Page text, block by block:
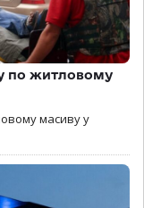
по житловому
масиву у